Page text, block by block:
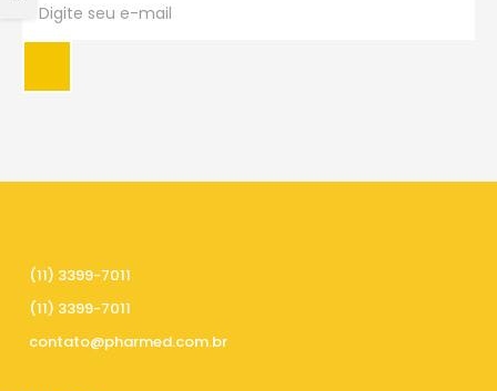
(11) 3399-7011
(11) 3399-7011
contato@pharmed.com.br